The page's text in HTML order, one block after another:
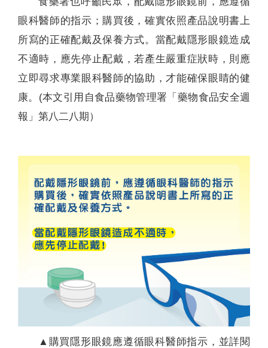
眼科醫師的指示；購買後，確實依照產品說明書上
所寫的正確配戴及保養方式。當配戴隱形眼鏡造成
不適時，應先停止配戴，若產生嚴重症狀時，則應
立即尋求專業眼科醫師的協助，才能確保眼睛的健
康。(本文引用自食品藥物管理署「藥物食品安全週
報」第八二八期）
▲購買隱形眼鏡應遵循眼科醫師指示，並詳閱